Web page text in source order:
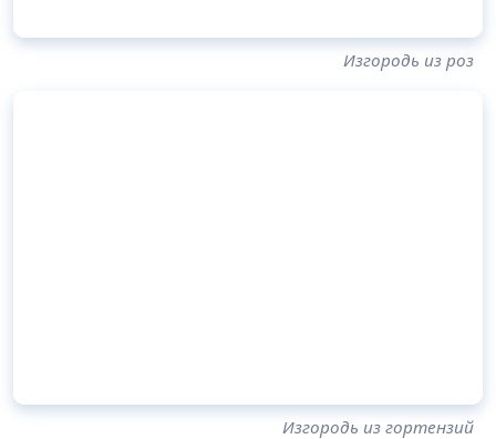
Изгородь из роз
Изгородь из гортензий